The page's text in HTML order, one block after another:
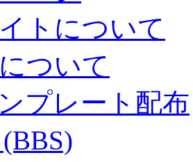
トについて
ついて
プレート配布